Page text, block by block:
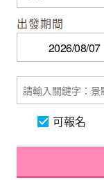
出發期間
可報名